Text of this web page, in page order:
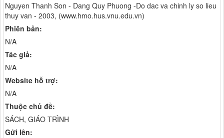
Nguyen Thanh Son - Dang Quy Phuong -Do dac va chinh ly so lieu
thuy van - 2003, (www.hmo.hus.vnu.edu.vn)
Phiên bản:
N/A
Tác giả:
N/A
Website hỗ trợ:
N/A
Thuộc chủ đề:
SÁCH, GIÁO TRÌNH
Gửi lên: